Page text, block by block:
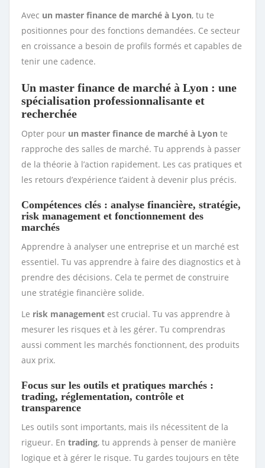
Avec un master finance de marché à Lyon, tu te
positionnes pour des fonctions demandées. Ce secteur
en croissance a besoin de profils formés et capables de
tenir une cadence.
Un master finance de marché à Lyon : une
spécialisation professionnalisante et
recherchée
Opter pour un master finance de marché à Lyon te
rapproche des salles de marché. Tu apprends à passer
de la théorie à l’action rapidement. Les cas pratiques et
les retours d’expérience t’aident à devenir plus précis.
Compétences clés : analyse financière, stratégie,
risk management et fonctionnement des
marchés
Apprendre à analyser une entreprise et un marché est
essentiel. Tu vas apprendre à faire des diagnostics et à
prendre des décisions. Cela te permet de construire
une stratégie financière solide.
Le risk management est crucial. Tu vas apprendre à
mesurer les risques et à les gérer. Tu comprendras
aussi comment les marchés fonctionnent, des produits
aux prix.
Focus sur les outils et pratiques marchés :
trading, réglementation, contrôle et
transparence
Les outils sont importants, mais ils nécessitent de la
rigueur. En trading, tu apprends à penser de manière
logique et à gérer le risque. Tu gardes toujours en tête